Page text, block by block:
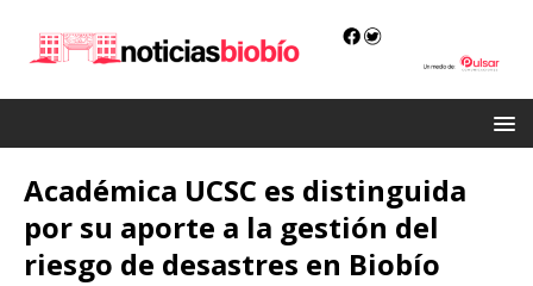
Académica UCSC es distinguida
por su aporte a la gestión del
riesgo de desastres en Biobío